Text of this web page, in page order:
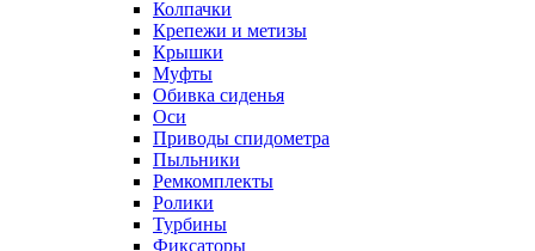
Колпачки
Крепежи и метизы
Крышки
Муфты
Обивка сиденья
Оси
Приводы спидометра
Пыльники
Ремкомплекты
Ролики
Турбины
Фиксаторы